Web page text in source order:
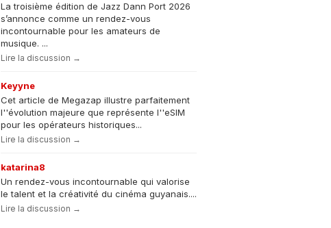
La troisième édition de Jazz Dann Port 2026
s’annonce comme un rendez-vous
incontournable pour les amateurs de
musique. ...
Lire la discussion →
Keyyne
Cet article de Megazap illustre parfaitement
l''évolution majeure que représente l''eSIM
pour les opérateurs historiques...
Lire la discussion →
katarina8
Un rendez-vous incontournable qui valorise
le talent et la créativité du cinéma guyanais....
Lire la discussion →